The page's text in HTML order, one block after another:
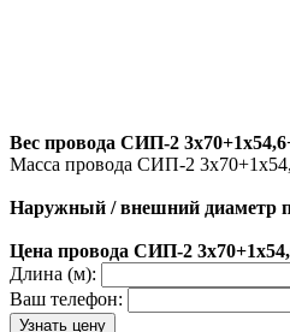
Вес провода СИП-2
Масса провода СИП-2
Наружный / внешний диаметр
Цена провода СИП-2
Длина (м):
Ваш телефон: